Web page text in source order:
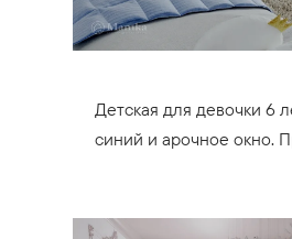
Детская для девочки 6
синий и арочное окно.